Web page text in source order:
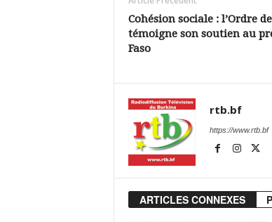
Cohésion sociale : l’Ordre
témoigne son soutien au
Faso
rtb.bf
https://www.rtb.bf
ARTICLES CONNEXES